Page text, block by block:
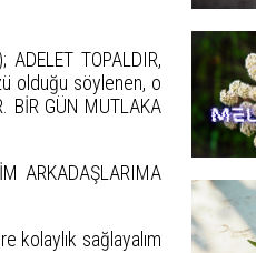
TOPALDIR,
olduğu söylenen, o
BİR GÜN MUTLAKA
ARKADAŞLARIMA
kolaylık sağlayalım